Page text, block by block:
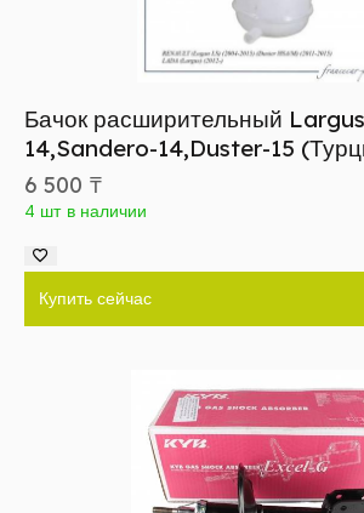
Бачок расширительный
14,Sandero-14,Duster-15
6 500 ₸
4 шт в наличии
Купить сейчас